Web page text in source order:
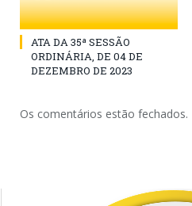
ATA DA 35ª SESSÃO
ORDINÁRIA, DE 04 DE
DEZEMBRO DE 2023
Os comentários estão fechados.